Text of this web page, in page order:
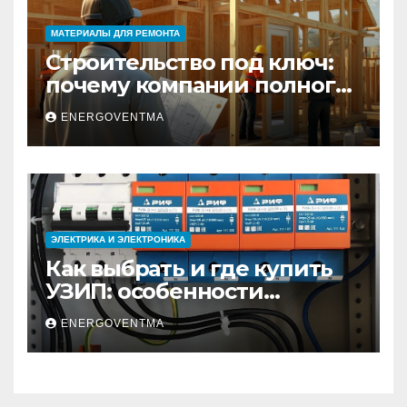
МАТЕРИАЛЫ ДЛЯ РЕМОНТА
Строительство под ключ:
почему компании полного
цикла меняют рынок
недвижимости
ENERGOVENTMA
ЭЛЕКТРИКА И ЭЛЕКТРОНИКА
Как выбрать и где купить
УЗИП: особенности
устройств защиты от
импульсных
перенапряжений
ENERGOVENTMA